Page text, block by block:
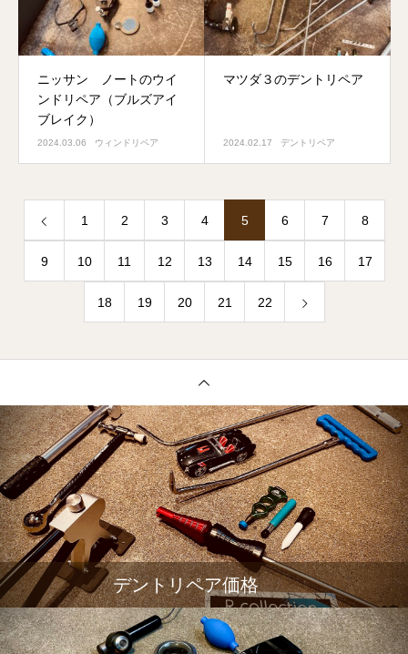
ニッサン ノートのウイ
ンドリペア（ブルズアイ
ブレイク）
2024.03.06 ウィンドリペア
マツダ３のデントリペア
2024.02.17 デントリペア
1 2 3 4 5 6 7 8
9 10 11 12 13 14 15 16 17
18 19 20 21 22
デントリペア価格